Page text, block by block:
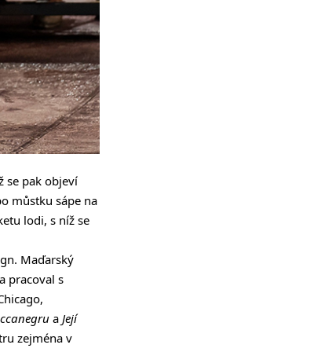
se pak objeví
můstku sápe na
lodi, s níž se
Maďarský
pracoval s
a Její
zejména v